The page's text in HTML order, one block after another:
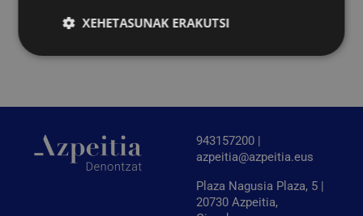
ekintzailetasuna sustatuz.
943157200 |
azpeitia@azpeitia.eus
Plaza Nagusia Plaza, 5 |
20730 Azpeitia,
XEHETASUNAK ERAKUTSI
Bideratzea
Funtzionaltasuna
Behar-beharrezkoak diren cookiek webgunearen
oinarrizko funtzionalitateak ahalbidetzen dituzte,
esate baterako erabiltzaileen saioa hastea eta
kontuen kudeaketa. Webgunea ezin da behar bezala
erabili guztiz beharrezkoak diren cookierik gabe.